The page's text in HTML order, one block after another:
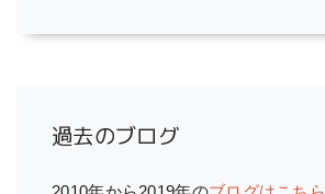
過去のブログ